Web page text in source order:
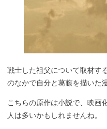
戦士した祖父について取材す
のなかで自分と葛藤を描いた漫
こちらの原作は小説で、映画
人は多いかもしれませんね。